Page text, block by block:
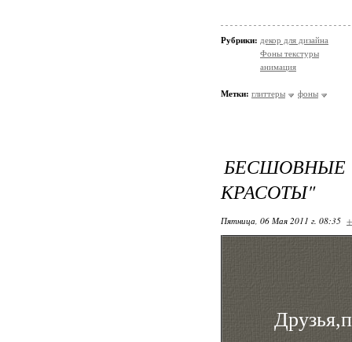
Рубрики: декор для дизайна
Фоны текстуры
анимация
Метки: глиттеры фоны
КРАСОТЫ"
Пятница, 06 Мая 2011 г. 08:35